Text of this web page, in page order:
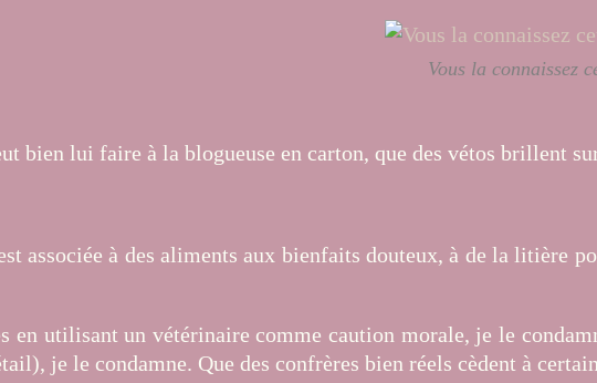
Vous la connaissez
bien lui faire à la blogueuse en carton, que des vétos brillent
associée à des aliments aux bienfaits douteux, à de la
en utilisant un vétérinaire comme caution morale, je le
je le condamne. Que des confrères bien réels cèdent à